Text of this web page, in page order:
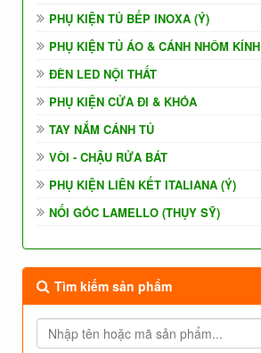
PHỤ KIỆN TỦ BẾP INOXA (Ý)
PHỤ KIỆN TỦ ÁO & CÁNH NHÔM KÍNH
ĐÈN LED NỘI THẤT
PHỤ KIỆN CỬA ĐI & KHÓA
TAY NẮM CÁNH TỦ
VÒI - CHẬU RỬA BÁT
PHỤ KIỆN LIÊN KẾT ITALIANA (Ý)
NỐI GÓC LAMELLO (THỤY SỸ)
Tìm kiếm sản phẩm